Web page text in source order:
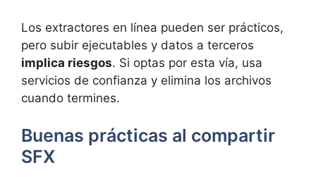
Los extractores en línea pueden ser prácticos,
pero subir ejecutables y datos a terceros
implica riesgos. Si optas por esta vía, usa
servicios de confianza y elimina los archivos
cuando termines.
Buenas prácticas al compartir
SFX